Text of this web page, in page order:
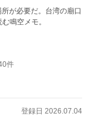
が必要だ。台湾の廟口
鳴空メモ。
件
登録日 2026.07.04